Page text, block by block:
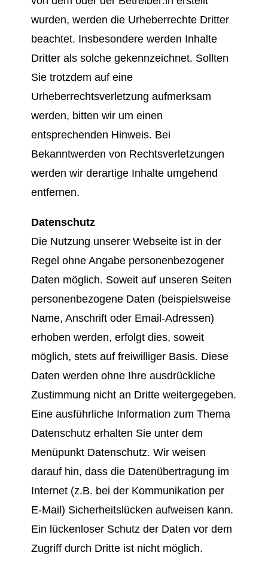
wurden, werden die Urheberrechte Dritter
beachtet. Insbesondere werden Inhalte
Dritter als solche gekennzeichnet. Sollten
Sie trotzdem auf eine
Urheberrechtsverletzung aufmerksam
werden, bitten wir um einen
entsprechenden Hinweis. Bei
Bekanntwerden von Rechtsverletzungen
werden wir derartige Inhalte umgehend
entfernen.
Datenschutz
Die Nutzung unserer Webseite ist in der
Regel ohne Angabe personenbezogener
Daten möglich. Soweit auf unseren Seiten
personenbezogene Daten (beispielsweise
Name, Anschrift oder Email-Adressen)
erhoben werden, erfolgt dies, soweit
möglich, stets auf freiwilliger Basis. Diese
Daten werden ohne Ihre ausdrückliche
Zustimmung nicht an Dritte weitergegeben.
Eine ausführliche Information zum Thema
Datenschutz erhalten Sie unter dem
Menüpunkt Datenschutz. Wir weisen
darauf hin, dass die Datenübertragung im
Internet (z.B. bei der Kommunikation per
E-Mail) Sicherheitslücken aufweisen kann.
Ein lückenloser Schutz der Daten vor dem
Zugriff durch Dritte ist nicht möglich.